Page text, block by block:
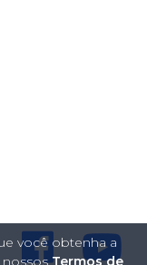
você obtenha a
nossosTermos de